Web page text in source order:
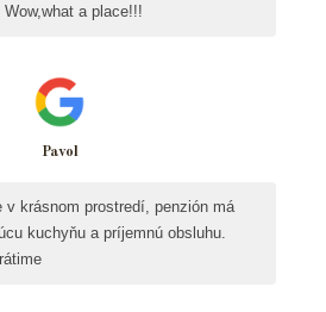
a place!!!
Pavol
v krásnom prostredí, penzión má
kuchyňu a príjemnú obsluhu.